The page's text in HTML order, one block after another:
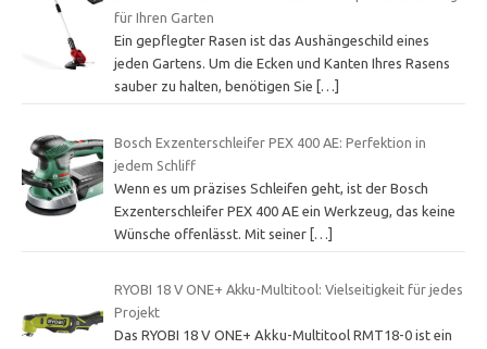
für Ihren Garten
Ein gepflegter Rasen ist das Aushängeschild eines
jeden Gartens. Um die Ecken und Kanten Ihres Rasens
sauber zu halten, benötigen Sie
[…]
Bosch Exzenterschleifer PEX 400 AE: Perfektion in
jedem Schliff
Wenn es um präzises Schleifen geht, ist der Bosch
Exzenterschleifer PEX 400 AE ein Werkzeug, das keine
Wünsche offenlässt. Mit seiner […]
RYOBI 18 V ONE+ Akku-Multitool: Vielseitigkeit für jedes
Projekt
Das RYOBI 18 V ONE+ Akku-Multitool RMT18-0 ist ein